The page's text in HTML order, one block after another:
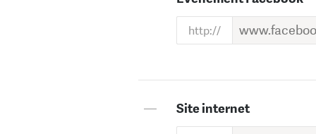
— Site internet